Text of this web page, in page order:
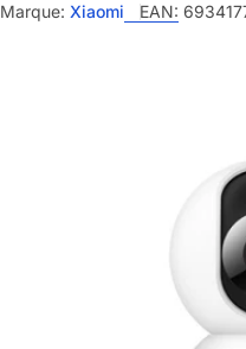
Marque: Xiaomi EAN: